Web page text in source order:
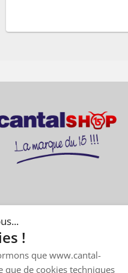
!
que www.cantal-
que de cookies techniques